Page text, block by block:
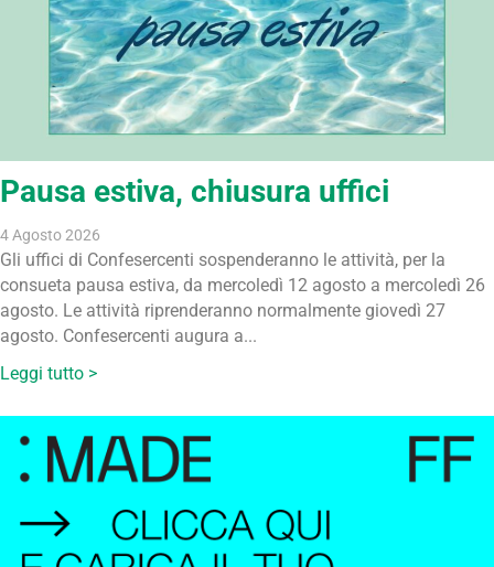
Pausa estiva, chiusura uffici
4 Agosto 2026
Gli uffici di Confesercenti sospenderanno le attività, per la
consueta pausa estiva, da mercoledì 12 agosto a mercoledì 26
agosto. Le attività riprenderanno normalmente giovedì 27
agosto. Confesercenti augura a...
Leggi tutto >